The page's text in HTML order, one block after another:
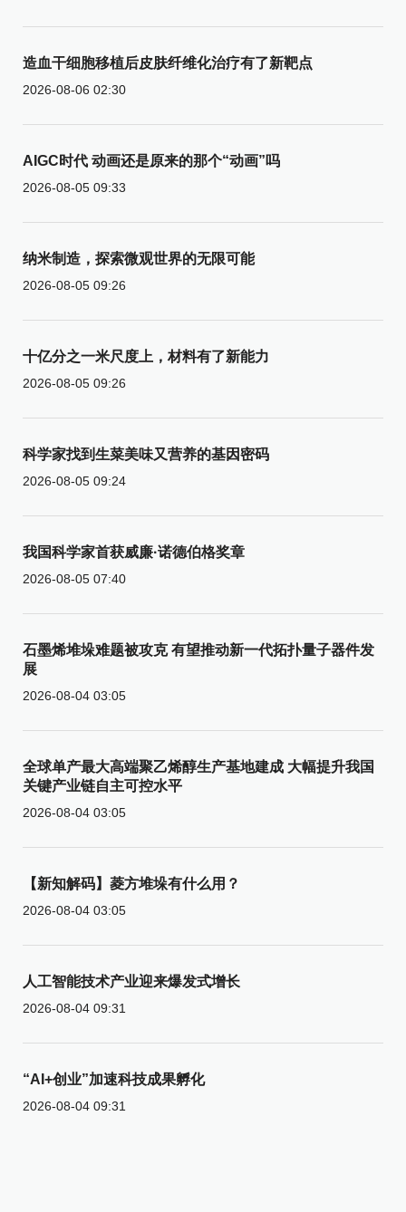
造血干细胞移植后皮肤纤维化治疗有了新靶点
2026-08-06 02:30
AIGC时代 动画还是原来的那个“动画”吗
2026-08-05 09:33
纳米制造，探索微观世界的无限可能
2026-08-05 09:26
十亿分之一米尺度上，材料有了新能力
2026-08-05 09:26
科学家找到生菜美味又营养的基因密码
2026-08-05 09:24
我国科学家首获威廉·诺德伯格奖章
2026-08-05 07:40
石墨烯堆垛难题被攻克 有望推动新一代拓扑量子器件发
展
2026-08-04 03:05
全球单产最大高端聚乙烯醇生产基地建成 大幅提升我国
关键产业链自主可控水平
2026-08-04 03:05
【新知解码】菱方堆垛有什么用？
2026-08-04 03:05
人工智能技术产业迎来爆发式增长
2026-08-04 09:31
“AI+创业”加速科技成果孵化
2026-08-04 09:31